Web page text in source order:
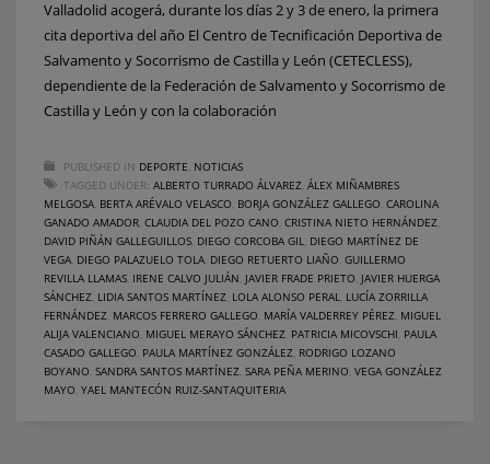
Valladolid acogerá, durante los días 2 y 3 de enero, la primera
cita deportiva del año El Centro de Tecnificación Deportiva de
Salvamento y Socorrismo de Castilla y León (CETECLESS),
dependiente de la Federación de Salvamento y Socorrismo de
Castilla y León y con la colaboración
PUBLISHED IN DEPORTE NOTICIAS
TAGGED UNDER: ALBERTO TURRADO ÁLVAREZ ÁLEX MIÑAMBRES
MELGOSA BERTA ARÉVALO VELASCO BORJA GONZÁLEZ GALLEGO CAROLINA
GANADO AMADOR CLAUDIA DEL POZO CANO CRISTINA NIETO HERNÁNDEZ
DAVID PIÑÁN GALLEGUILLOS DIEGO CORCOBA GIL
DIEGO MARTÍNEZ DE
VEGA DIEGO PALAZUELO TOLA DIEGO RETUERTO LIAÑO GUILLERMO
REVILLA LLAMAS IRENE CALVO JULIÁN JAVIER FRADE PRIETO JAVIER HUERGA
SÁNCHEZ LIDIA SANTOS MARTÍNEZ LOLA ALONSO PERAL
LUCÍA ZORRILLA
FERNÁNDEZ MARCOS FERRERO GALLEGO MARÍA VALDERREY PÉREZ MIGUEL
ALIJA VALENCIANO MIGUEL MERAYO SÁNCHEZ PATRICIA MICOVSCHI PAULA
CASADO GALLEGO PAULA MARTÍNEZ GONZÁLEZ RODRIGO LOZANO
BOYANO SANDRA SANTOS MARTÍNEZ SARA PEÑA MERINO VEGA GONZÁLEZ
MAYO YAEL MANTECÓN RUIZ-SANTAQUITERIA